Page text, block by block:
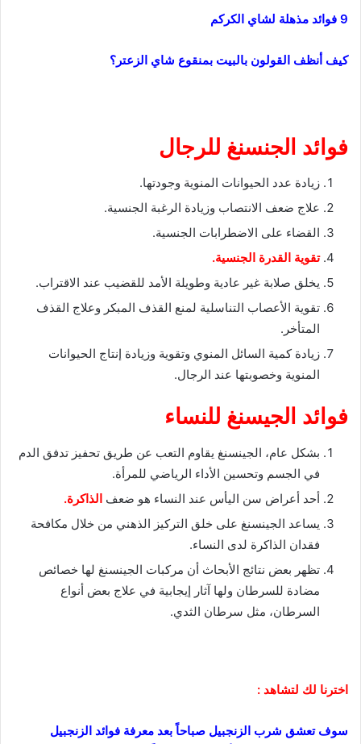
9 فوائد مذهلة لشاي الكركم
كيف أنظف القولون بالبيت بمنقوع شاي الزعتر؟
فوائد الجنسنغ للرجال
زيادة عدد الحيوانات المنوية وجودتها.
علاج ضعف الانتصاب وزيادة الرغبة الجنسية.
القضاء على الاضطرابات الجنسية.
تقوية القدرة الجنسية.
يخلق صلابة غير عادية وطويلة الأمد للقضيب عند الاقتراب.
تقوية الأعصاب التناسلية لمنع القذف المبكر وعلاج القذف
المتأخر.
زيادة كمية السائل المنوي وتقوية وزيادة إنتاج الحيوانات
المنوية وخصوبتها عند الرجال.
فوائد الجيسنغ للنساء
بشكل عام، الجينسنغ يقاوم التعب عن طريق تحفيز تدفق الدم
في الجسم وتحسين الأداء الرياضي للمرأة.
أحد أعراض سن اليأس عند النساء هو ضعف الذاكرة.
يساعد الجينسنغ على خلق التركيز الذهني من خلال مكافحة
فقدان الذاكرة لدى النساء.
تظهر بعض نتائج الأبحاث أن مركبات الجينسنغ لها خصائص
مضادة للسرطان ولها آثار إيجابية في علاج بعض أنواع
السرطان، مثل سرطان الثدي.
اخترنا لك لتشاهد :
سوف تعشق شرب الزنجبيل صباحاً بعد معرفة فوائد الزنجبيل